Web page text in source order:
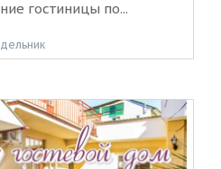
гостиницы по...